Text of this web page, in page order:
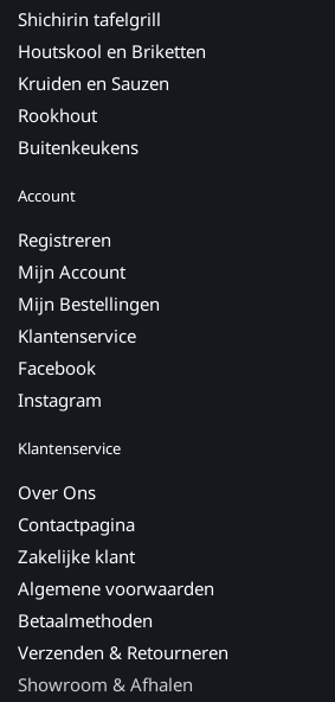
Shichirin tafelgrill
Houtskool en Briketten
Kruiden en Sauzen
Rookhout
Buitenkeukens
Account
Registreren
Mijn Account
Mijn Bestellingen
Klantenservice
Facebook
Instagram
Klantenservice
Over Ons
Contactpagina
Zakelijke klant
Algemene voorwaarden
Betaalmethoden
Verzenden & Retourneren
Showroom & Afhalen